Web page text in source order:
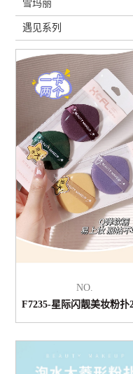
雪玛丽
遇见系列
NO.
F7235-星际闪靓美妆粉扑